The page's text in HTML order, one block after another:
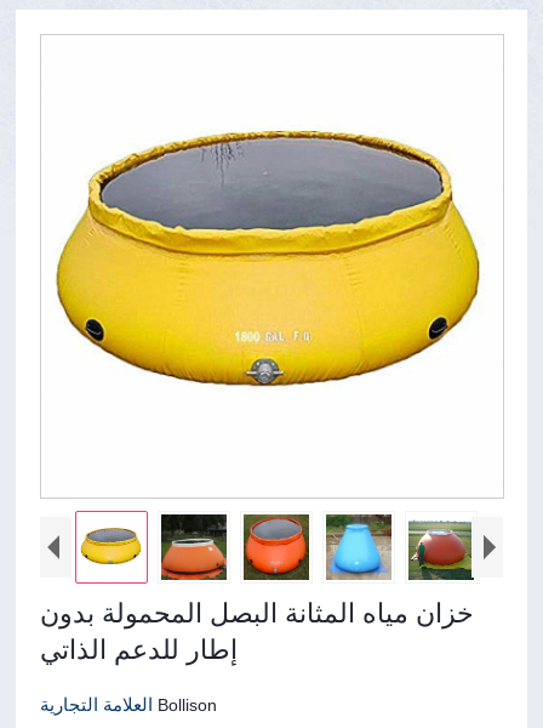
خزان مياه المثانة البصل المحمولة بدون
إطار للدعم الذاتي
Bollison